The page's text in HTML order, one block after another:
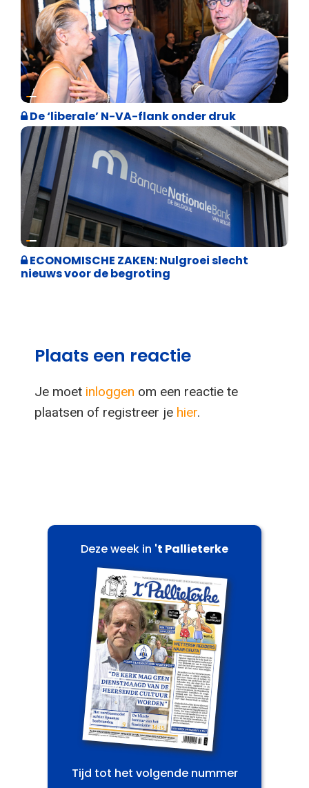
Binnenland politiek
De ‘liberale’ N-VA-flank onder druk
Binnenland politiek
ECONOMISCHE ZAKEN: Nulgroei slecht
nieuws voor de begroting
Plaats een reactie
Je moet inloggen om een reactie te
plaatsen of registreer je hier.
Deze week in 't Pallieterke
Tijd tot het volgende nummer